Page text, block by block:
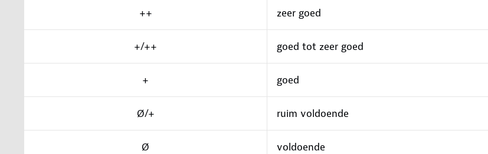
++ zeer goed
+/++ goed tot zeer goed
+ goed
Ø/+ ruim voldoende
Ø voldoende